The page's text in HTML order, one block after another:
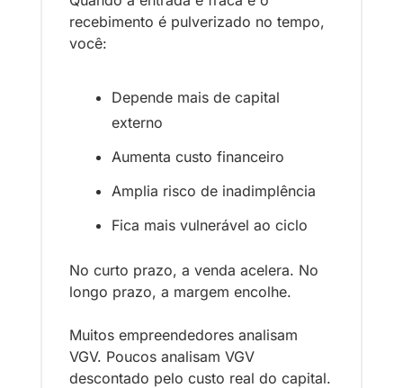
recebimento é pulverizado no tempo,
você:
Depende mais de capital
externo
Aumenta custo financeiro
Amplia risco de inadimplência
Fica mais vulnerável ao ciclo
No curto prazo, a venda acelera. No
longo prazo, a margem encolhe.
Muitos empreendedores analisam
VGV. Poucos analisam VGV
descontado pelo custo real do capital.